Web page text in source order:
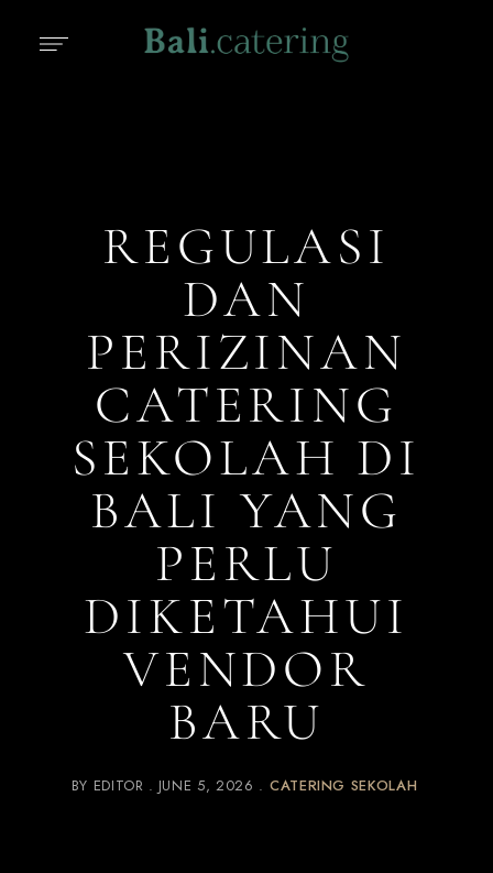
REGULASI
DAN
PERIZINAN
CATERING
SEKOLAH DI
BALI YANG
PERLU
DIKETAHUI
VENDOR
BARU
BY EDITOR JUNE 5, 2026 CATERING SEKOLAH